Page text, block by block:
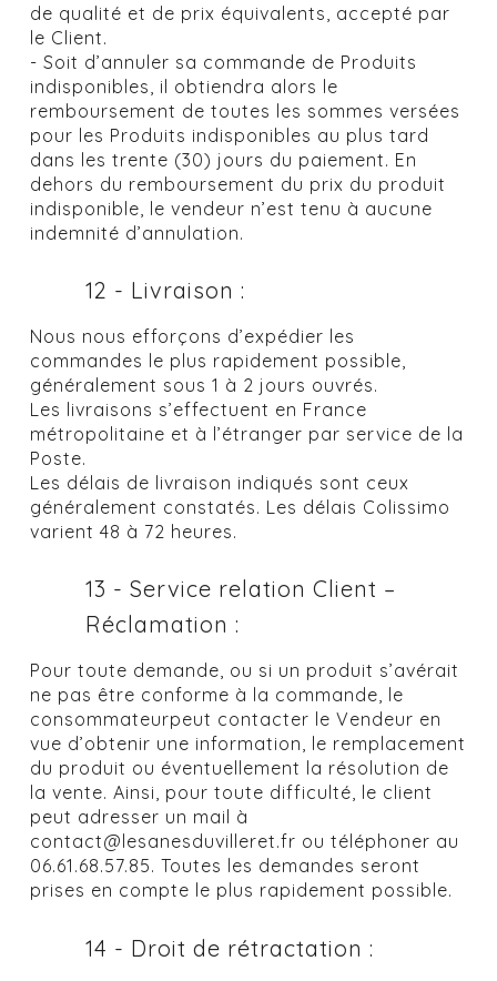
de qualité et de prix équivalents, accepté par
le Client.
- Soit d’annuler sa commande de Produits
indisponibles, il obtiendra alors le
remboursement de toutes les sommes versées
pour les Produits indisponibles au plus tard
dans les trente (30) jours du paiement. En
dehors du remboursement du prix du produit
indisponible, le vendeur n’est tenu à aucune
indemnité d’annulation.
12 - Livraison :
Nous nous efforçons d’expédier les
commandes le plus rapidement possible,
généralement sous 1 à 2 jours ouvrés.
Les livraisons s’effectuent en France
métropolitaine et à l’étranger par service de la
Poste.
Les délais de livraison indiqués sont ceux
généralement constatés. Les délais Colissimo
varient 48 à 72 heures.
13 - Service relation Client –
Réclamation :
Pour toute demande, ou si un produit s’avérait
ne pas être conforme à la commande, le
consommateurpeut contacter le Vendeur en
vue d’obtenir une information, le remplacement
du produit ou éventuellement la résolution de
la vente. Ainsi, pour toute difficulté, le client
peut adresser un mail à
contact@lesanesduvilleret.fr ou téléphoner au
06.61.68.57.85. Toutes les demandes seront
prises en compte le plus rapidement possible.
14 - Droit de rétractation :